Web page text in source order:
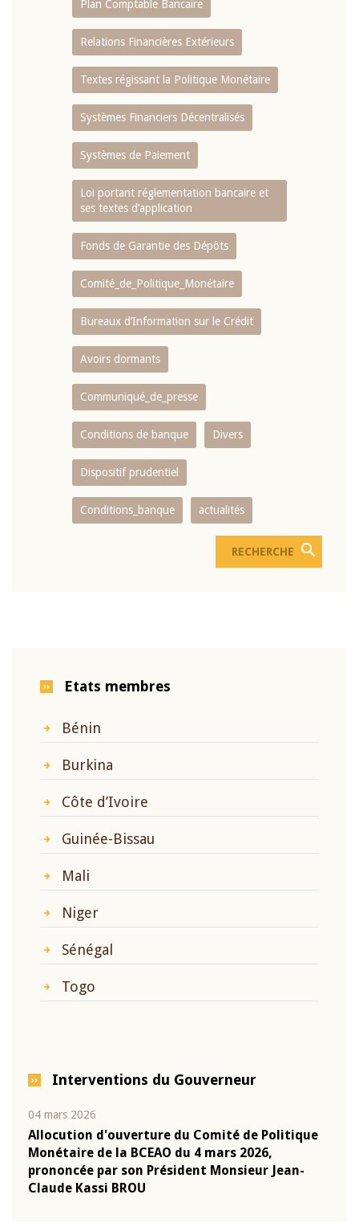
Plan Comptable Bancaire
Relations Financières Extérieurs
Textes régissant la Politique Monétaire
Systèmes Financiers Décentralisés
Systèmes de Paiement
Loi portant réglementation bancaire et
ses textes d’application
Fonds de Garantie des Dépôts
Comité_de_Politique_Monétaire
Bureaux d’Information sur le Crédit
Avoirs dormants
Communiqué_de_presse
Conditions de banque Divers
Dispositif prudentiel
Conditions_banque actualités
Etats membres
Bénin
Burkina
Côte d’Ivoire
Guinée-Bissau
Mali
Niger
Sénégal
Togo
Interventions du Gouverneur
04 mars 2026
Allocution d'ouverture du Comité de Politique
Monétaire de la BCEAO du 4 mars 2026,
prononcée par son Président Monsieur Jean-
Claude Kassi BROU